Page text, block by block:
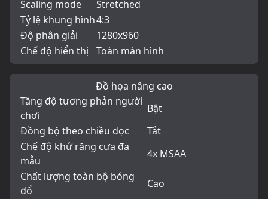
Scaling mode
Stretched
Tỷ lệ khung hình4:3
Độ phân giải
1280x960
Chế độ hiển thị
Toàn màn hình
Đồ họa nâng cao
Tăng độ tương phản người
chơi
Bật
Đồng bộ theo chiều dọc
Tắt
Chế độ khử răng cưa đa
mẫu
4x MSAA
Chất lượng toàn bộ bóng
đổ
Cao